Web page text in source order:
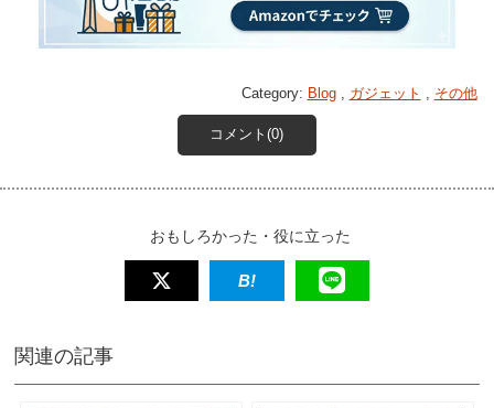
Category: Blog, ガジェット その他
コメント(0)
おもしろかった・役に立った
関連の記事